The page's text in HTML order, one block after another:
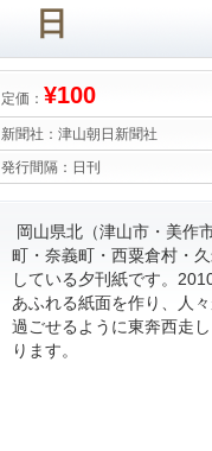
日
定価： ¥100
新聞社： 津山朝日新聞社
発行間隔： 日刊
岡山県北（津山市・美作
町・奈義町・西粟倉村・
している夕刊紙です。
あふれる紙面を作り、人
過ごせるように東奔西走
ります。